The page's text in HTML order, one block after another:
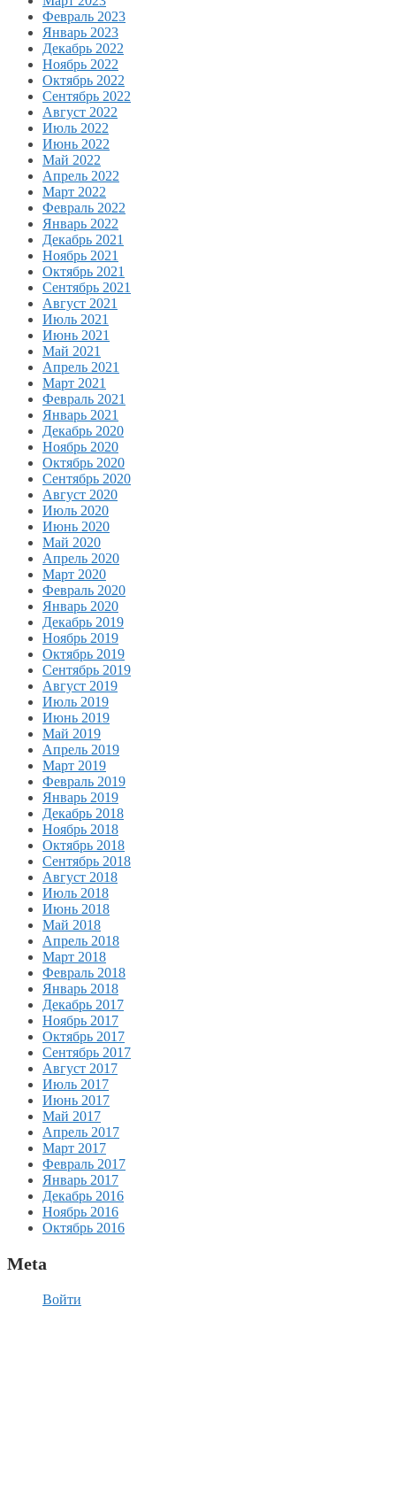
Февраль 2023
Январь 2023
Декабрь 2022
Ноябрь 2022
Октябрь 2022
Сентябрь 2022
Август 2022
Июль 2022
Июнь 2022
Май 2022
Апрель 2022
Март 2022
Февраль 2022
Январь 2022
Декабрь 2021
Ноябрь 2021
Октябрь 2021
Сентябрь 2021
Август 2021
Июль 2021
Июнь 2021
Май 2021
Апрель 2021
Март 2021
Февраль 2021
Январь 2021
Декабрь 2020
Ноябрь 2020
Октябрь 2020
Сентябрь 2020
Август 2020
Июль 2020
Июнь 2020
Май 2020
Апрель 2020
Март 2020
Февраль 2020
Январь 2020
Декабрь 2019
Ноябрь 2019
Октябрь 2019
Сентябрь 2019
Август 2019
Июль 2019
Июнь 2019
Май 2019
Апрель 2019
Март 2019
Февраль 2019
Январь 2019
Декабрь 2018
Ноябрь 2018
Октябрь 2018
Сентябрь 2018
Август 2018
Июль 2018
Июнь 2018
Май 2018
Апрель 2018
Март 2018
Февраль 2018
Январь 2018
Декабрь 2017
Ноябрь 2017
Октябрь 2017
Сентябрь 2017
Август 2017
Июль 2017
Июнь 2017
Май 2017
Апрель 2017
Март 2017
Февраль 2017
Январь 2017
Декабрь 2016
Ноябрь 2016
Октябрь 2016
Meta
Войти